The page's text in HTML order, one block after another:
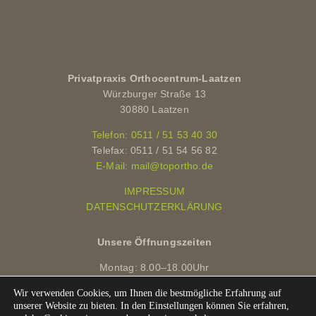
Telefax: 0511 / 51 54 56 82
E-Mail: mail@toportho.de
DATENSCHUTZERKLÄRUNG
Unsere Öffnungszeiten
Montag: 8.00–18.00Uhr
Donnerstag: 7.00–19.30 Uhr
Freitag: 8.00–14.00 Uhr
Wir verwenden Cookies, um Ihnen die bestmögliche Erfahrung auf
unserer Website zu bieten. In den Einstellungen können Sie erfahren,